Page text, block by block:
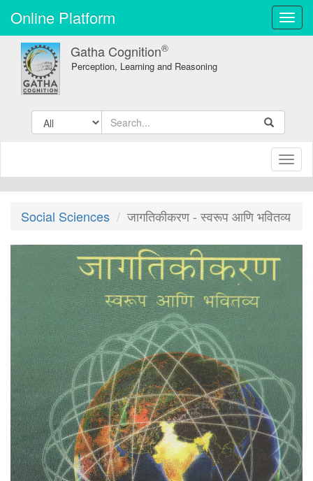
Online Platform
Gatha Cognition®
Perception, Learning and Reasoning
Social Sciences जागतिकीकरण - स्वरूप आणि भवितव्य